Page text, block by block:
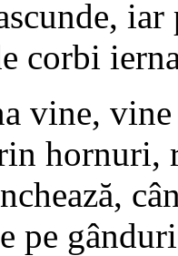
corbi
vine,
hornuri,
pe